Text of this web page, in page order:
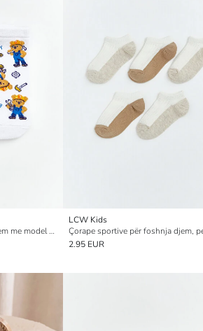
Çorape sportive për bebe djem me model arushi Tedi, 5-copëshe
LCW Kids
2.95 EUR